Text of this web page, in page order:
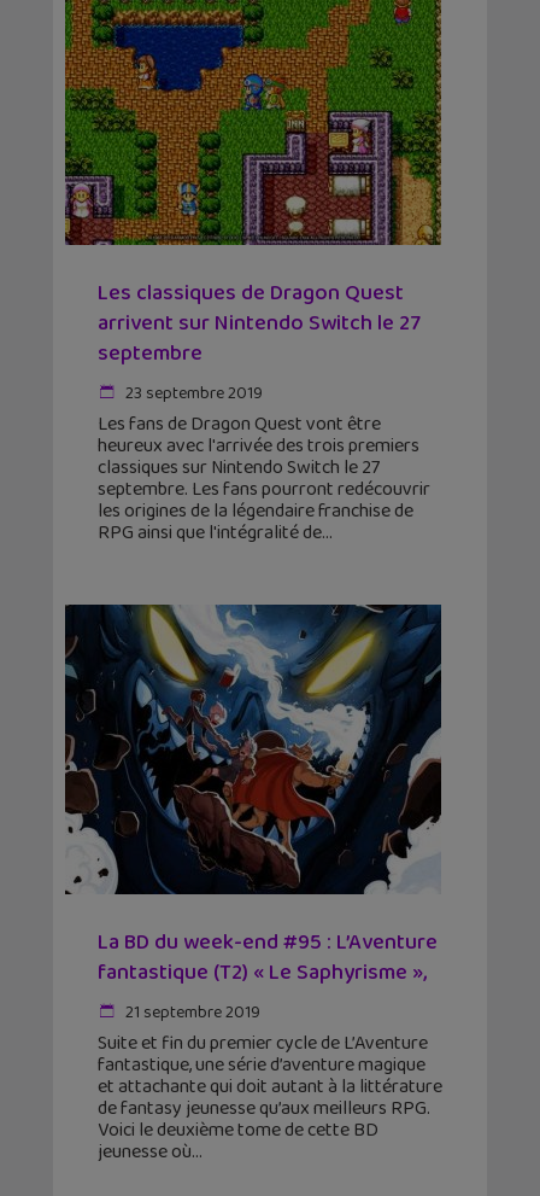
Les classiques de Dragon Quest
arrivent sur Nintendo Switch le 27
septembre
23 septembre 2019
Les fans de Dragon Quest vont être
heureux avec l'arrivée des trois premiers
classiques sur Nintendo Switch le 27
septembre. Les fans pourront redécouvrir
les origines de la légendaire franchise de
RPG ainsi que l'intégralité de
La BD du week-end #95 : L’Aventure
fantastique (T2) « Le Saphyrisme »,
21 septembre 2019
Suite et fin du premier cycle de L’Aventure
fantastique, une série d’aventure magique
et attachante qui doit autant à la littérature
de fantasy jeunesse qu’aux meilleurs RPG.
Voici le deuxième tome de cette BD
jeunesse où